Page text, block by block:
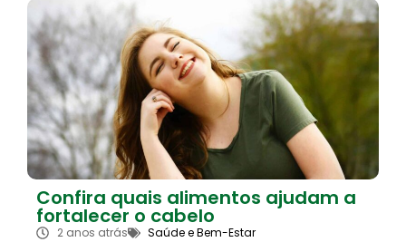
Confira quais alimentos ajudam a
fortalecer o cabelo
2 anos atrás Saúde e Bem-Estar